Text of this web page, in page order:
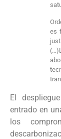
es
El
entrado en
los